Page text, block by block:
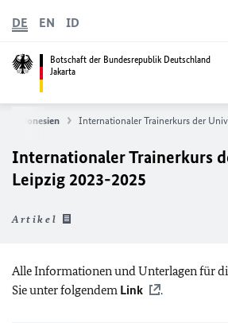
Botschaft der Bundesrepublik Deutschland
Jakarta
DE EN ID
Indonesien Internationaler Trainerkurs der
Internationaler Trainerkurs
Leipzig 2023-2025
Artikel
Alle Informationen und Unterlagen für
Sie unter folgendem Link .